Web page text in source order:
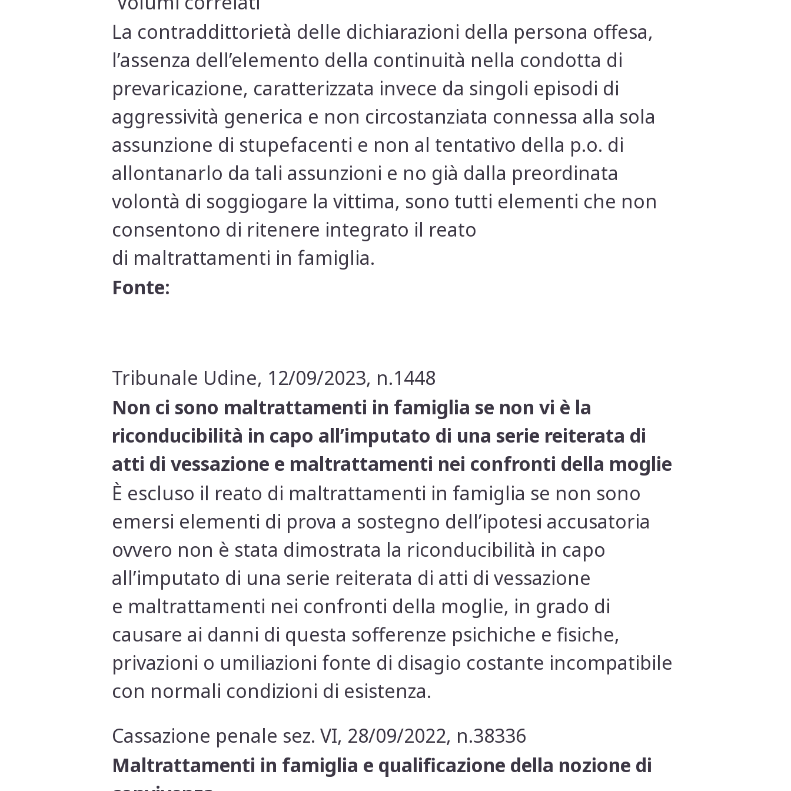
La contraddittorietà delle dichiarazioni della persona offesa,
l’assenza dell’elemento della continuità nella condotta di
prevaricazione, caratterizzata invece da singoli episodi di
aggressività generica e non circostanziata connessa alla sola
assunzione di stupefacenti e non al tentativo della p.o. di
allontanarlo da tali assunzioni e no già dalla preordinata
volontà di soggiogare la vittima, sono tutti elementi che non
consentono di ritenere integrato il reato
di maltrattamenti in famiglia.
Fonte:
Tribunale Udine, 12/09/2023, n.1448
Non ci sono maltrattamenti in famiglia se non vi è la
riconducibilità in capo all’imputato di una serie reiterata di
atti di vessazione e maltrattamenti nei confronti della moglie
È escluso il reato di maltrattamenti in famiglia se non sono
emersi elementi di prova a sostegno dell’ipotesi accusatoria
ovvero non è stata dimostrata la riconducibilità in capo
all’imputato di una serie reiterata di atti di vessazione
e maltrattamenti nei confronti della moglie, in grado di
causare ai danni di questa sofferenze psichiche e fisiche,
privazioni o umiliazioni fonte di disagio costante incompatibile
con normali condizioni di esistenza.
Cassazione penale sez. VI, 28/09/2022, n.38336
Maltrattamenti in famiglia e qualificazione della nozione di